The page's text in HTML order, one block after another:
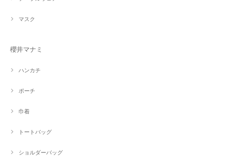
マスク
櫻井マナミ
ハンカチ
ポーチ
巾着
トートバッグ
ショルダーバッグ